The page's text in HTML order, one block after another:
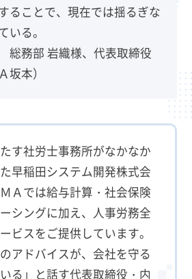
ることで、現在では揺るぎな
いる。
総務部 岩織様、代表取締役
坂本）
す社労士事務所がなかなか
早稲田システム開発株式会
Ａでは給与計算・社会保険
シングに加え、人事労務全
ビスをご提供しています。
アドバイスが、会社を守る
る」と話す代表取締役・内